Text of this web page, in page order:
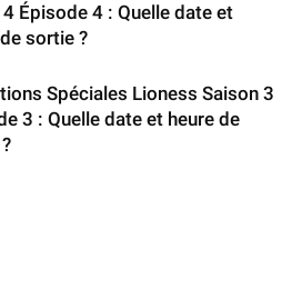
Épisode 4 : Quelle date et
sortie ?
Spéciales Lioness Saison 3
3 : Quelle date et heure de